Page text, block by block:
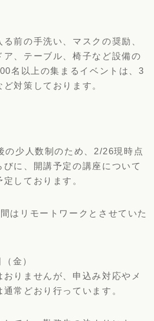
前の手洗い、マスクの奨励、
、テーブル、椅子など設備の
名以上の集まるイベントは、3
対策しております。
の少人数制のため、2/26現時点
に、開講予定の講座について
しております。
はリモートワークとさせていた
金）
りませんが、申込み対応やメ
常どおり行っています。